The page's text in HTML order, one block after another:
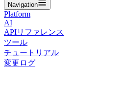
Navigation
Platform
AI
APIリファレンス
ツール
チュートリアル
変更ログ